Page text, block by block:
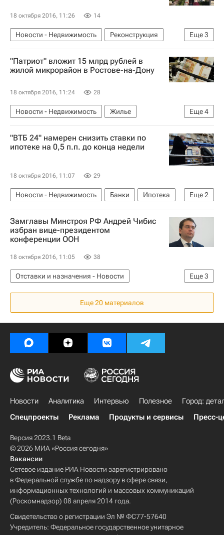
18 октября 2016, 11:26 14
Еще3
Новости - Недвижимость
Реконструкция
Инфраструктура
Симферополь Россия
"Патриот" вложит 15 млрд рублей в
жилой микрорайон в Ростове-на-Дону
18 октября 2016, 11:24 28
Еще4
Новости - Недвижимость
Жилье
Инвестиции
Ростов-на-Дону
ЗАО "Патриот"
Россия
"ВТБ 24" намерен снизить ставки по
ипотеке на 0,5 п.п. до конца недели
18 октября 2016, 11:07 29
Еще2
Новости - Недвижимость Банки
Ипотека
ВТБ24
Россия
Замглавы Минстроя РФ Андрей Чибис
избран вице-президентом
конференции ООН
18 октября 2016, 11:05 38
Еще3
Отставки и назначения - Новости
Новости - Недвижимость
ЖКХ
Еще 20 материалов
Новости Аналитика Интервью Полезное
Город:
Спецпроекты
Реклама Продукты и сервисы Пресс-
Версия 2023.1 Beta
© 2026 МИА «Россия сегодня»
Вакансии
Сетевое издание РИА Новости зарегистрировано
в Федеральной службе по надзору в сфере связи,
информационных технологий и массовых коммуникаций
(Роскомнадзор) 08 апреля 2014 года.
Свидетельство о регистрации Эл № ФС77-57640
Учредитель: Федеральное государственное унитарное